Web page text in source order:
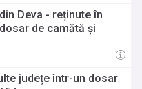
Deva - reținute în
de camătă și
județe într-un dosar